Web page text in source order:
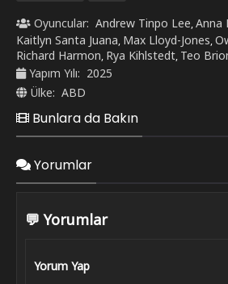
Oyuncular: Andrew Tinpo Lee,Anna
Kaitlyn Santa Juana, Max Lloyd-Jones,
Richard Harmon, Rya Kihlstedt, Teo
Yapım Yılı: 2025
Ülke: ABD
Bunlara da Bakın
Yorumlar
💬 Yorumlar
Yorum Yap